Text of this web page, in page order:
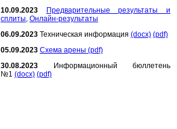
10.09.2023
Предварительные результаты и
сплиты, Онлайн-результаты
06.09.2023 Техническая информация (docx) (pdf)
05.09.2023 Схема арены (pdf)
30.08.2023 Информационный бюллетень
№1 (docx) (pdf)